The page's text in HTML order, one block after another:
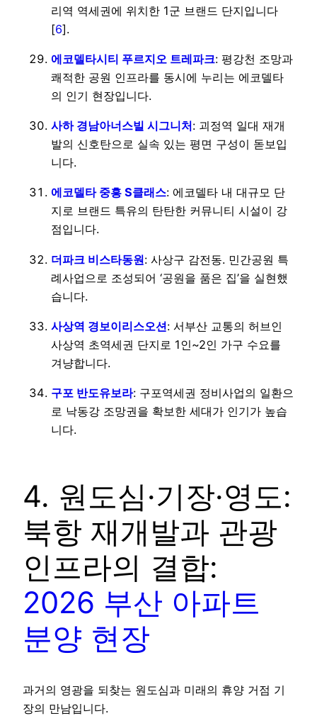
리역 역세권에 위치한 1군 브랜드 단지입니다
[6].
에코델타시티 푸르지오 트레파크: 평강천 조망과
쾌적한 공원 인프라를 동시에 누리는 에코델타
의 인기 현장입니다.
사하 경남아너스빌 시그니처: 괴정역 일대 재개
발의 신호탄으로 실속 있는 평면 구성이 돋보입
니다.
에코델타 중흥 S클래스: 에코델타 내 대규모 단
지로 브랜드 특유의 탄탄한 커뮤니티 시설이 강
점입니다.
더파크 비스타동원: 사상구 감전동. 민간공원 특
례사업으로 조성되어 ‘공원을 품은 집’을 실현했
습니다.
사상역 경보이리스오션: 서부산 교통의 허브인
사상역 초역세권 단지로 1인~2인 가구 수요를
겨냥합니다.
구포 반도유보라: 구포역세권 정비사업의 일환으
로 낙동강 조망권을 확보한 세대가 인기가 높습
니다.
4. 원도심·기장·영도:
북항 재개발과 관광
인프라의 결합:
2026 부산 아파트
분양 현장
과거의 영광을 되찾는 원도심과 미래의 휴양 거점 기
장의 만남입니다.